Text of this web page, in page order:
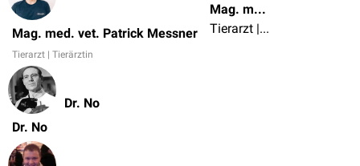
Mag. med. vet. Patrick Messner
Tierarzt | Tierärztin
Mag. med. vet. Patrick Messner
Tierarzt | Tierärztin
Dr. No
Dr. No